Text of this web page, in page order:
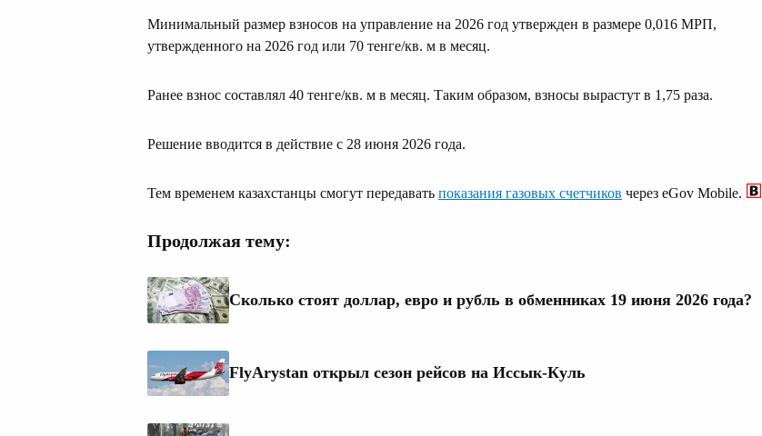
Минимальный размер взносов на управление на 2026 год утвержден в размере 0,016 МРП,
утвержденного на 2026 год или 70 тенге/кв. м в месяц.
Ранее взнос составлял 40 тенге/кв. м в месяц. Таким образом, взносы вырастут в 1,75 раза.
Решение вводится в действие с 28 июня 2026 года.
Тем временем казахстанцы смогут передавать показания газовых счетчиков через eGov Mobile.
Продолжая тему:
Сколько стоят доллар, евро и рубль в обменниках 19 июня 2026 года?
FlyArystan открыл сезон рейсов на Иссык‑Куль